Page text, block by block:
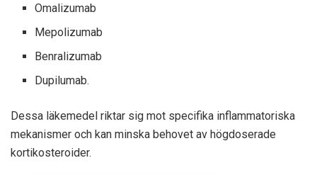
Omalizumab
Mepolizumab
Benralizumab
Dupilumab.
Dessa läkemedel riktar sig mot specifika inflammatoriska
mekanismer och kan minska behovet av högdoserade
kortikosteroider.